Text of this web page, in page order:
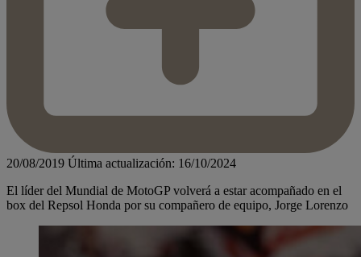
20/08/2019 Última actualización: 16/10/2024
El líder del Mundial de MotoGP volverá a estar acompañado en el
box del Repsol Honda por su compañero de equipo, Jorge Lorenzo